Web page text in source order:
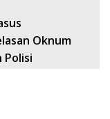
Oknum
Polisi